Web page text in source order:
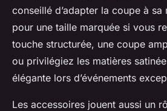
conseillé d’adapter la coupe à
pour une taille marquée si vous
touche structurée, une coupe
ou privilégiez les matières
élégante lors d’événements
Les accessoires jouent aussi un